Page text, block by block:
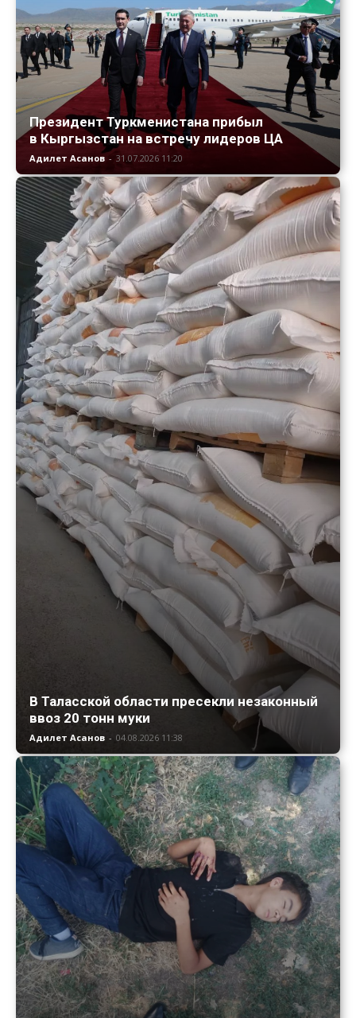
Президент Туркменистана прибыл
в Кыргызстан на встречу лидеров ЦА
Адилет Асанов - 31.07.2026 11:20
В Таласской области пресекли незаконный
ввоз 20 тонн муки
Адилет Асанов - 04.08.2026 11:38